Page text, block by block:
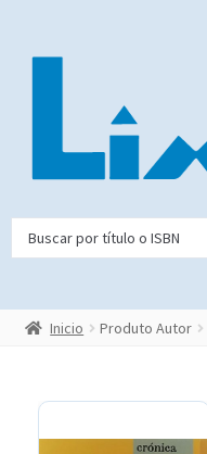
Inicio Produto Autor